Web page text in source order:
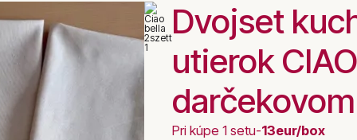
Dvojset
utierok
Pri kúpe 1 setu-13eur/box